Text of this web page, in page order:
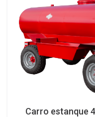
Carro estanque